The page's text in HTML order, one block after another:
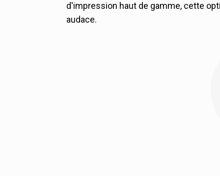
d'impression haut de gamme, cette
audace.